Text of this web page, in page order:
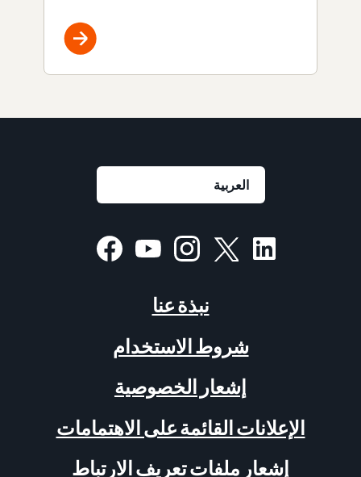
نبذة عنا
شروط الاستخدام
إشعار الخصوصية
الإعلانات القائمة على الاهتمامات
إشعار ملفات تعريف الارتباط